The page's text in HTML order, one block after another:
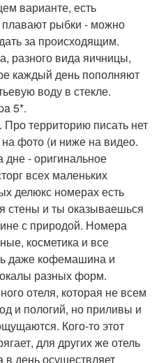
варианте, есть
плавают рыбки - можно
за происходящим.
разного вида яичницы,
каждый день пополняют
воду в стекле.
5*.
территорию писать нет
фото (и ниже на видео.
дне - оригинальное
всех маленьких
делюкс номерах есть
стены и ты оказываешься
с природой. Номера
косметика и все
даже кофемашина и
разных форм.
отеля, которая не всем
и пологий, но приливы и
Кого-то этот
для других же отель
в день осуществляет